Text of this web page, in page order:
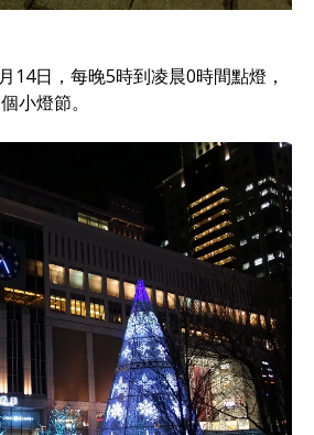
14日，每晚5時到凌晨0時間點燈，
小燈節。